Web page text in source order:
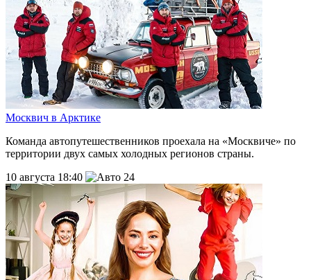
Москвич в Арктике
Команда автопутешественников проехала на «Москвиче» по
территории двух самых холодных регионов страны.
10 августа 18:40